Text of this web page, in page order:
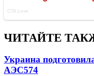
ЧИТАЙТЕ
Украина
АЭС574